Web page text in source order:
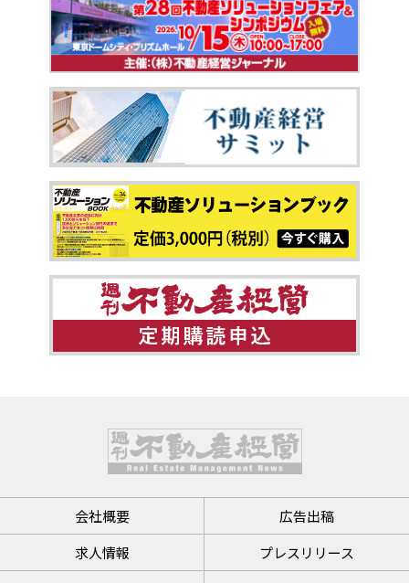
会社概要
広告出稿
求人情報
プレスリリース